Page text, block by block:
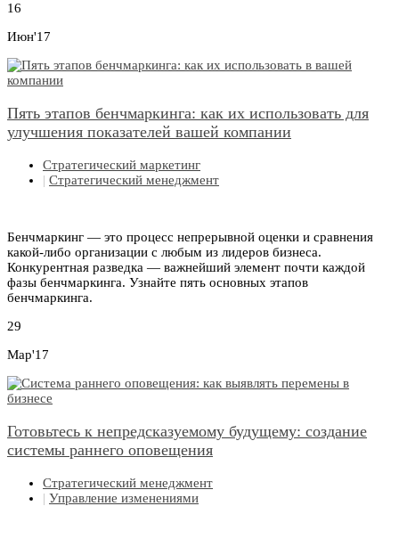
16
Июн'17
Пять этапов бенчмаркинга: как их использовать для
улучшения показателей вашей компании
Стратегический маркетинг
| Стратегический менеджмент
Бенчмаркинг — это процесс непрерывной оценки и сравнения
какой-либо организации с любым из лидеров бизнеса.
Конкурентная разведка — важнейший элемент почти каждой
фазы бенчмаркинга. Узнайте пять основных этапов
бенчмаркинга.
29
Мар'17
Готовьтесь к непредсказуемому будущему: создание
системы раннего оповещения
Стратегический менеджмент
| Управление изменениями